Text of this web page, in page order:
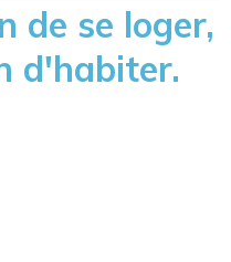
de se loger,
d'habiter.